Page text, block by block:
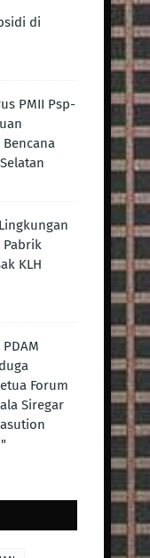
di
PMII Psp-
Pabrik
KLH
Forum
Siregar